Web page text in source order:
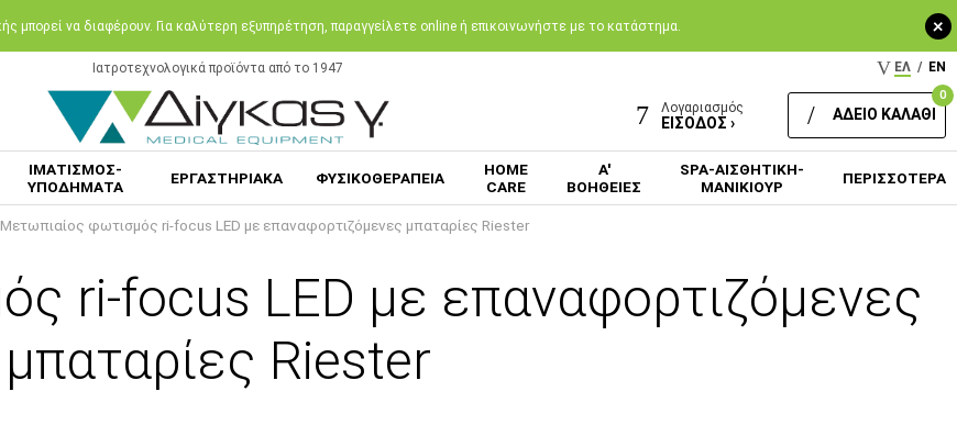
+
μπορεί να διαφέρουν. Για καλύτερη εξυπηρέτηση, παραγγείλετε online ή επικοινωνήστε με το κατάστημα.
Ιατροτεχνολογικά προϊόντα από το 1947 ΕΛ / EN
Λογαριασμός
ΕΙΣΟΔΟΣ ›
0
ΑΔΕΙΟ ΚΑΛΑΘΙ
ΙΜΑΤΙΣΜΟΣ-
ΥΠΟΔΗΜΑΤΑ
ΕΡΓΑΣΤΗΡΙΑΚΑ ΦΥΣΙΚΟΘΕΡΑΠΕΙΑ
HOME
CARE
Α'
ΒΟΗΘΕΙΕΣ
SPA-ΑΙΣΘΗΤΙΚΗ-
ΜΑΝΙΚΙΟΥΡ
ΠΕΡΙΣΣΟΤΕΡΑ
Μετωπιαίος φωτισμός ri-focus LED με επαναφορτιζόμενες μπαταρίες Riester
ri-focus LED με επαναφορτιζόμενες
μπαταρίες Riester